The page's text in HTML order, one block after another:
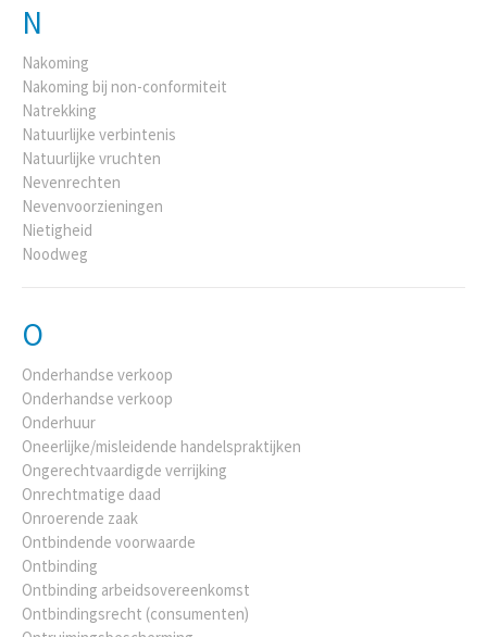
N
Nakoming
Nakoming bij non-conformiteit
Natrekking
Natuurlijke verbintenis
Natuurlijke vruchten
Nevenrechten
Nevenvoorzieningen
Nietigheid
Noodweg
O
Onderhandse verkoop
Onderhandse verkoop
Onderhuur
Oneerlijke/misleidende handelspraktijken
Ongerechtvaardigde verrijking
Onrechtmatige daad
Onroerende zaak
Ontbindende voorwaarde
Ontbinding
Ontbinding arbeidsovereenkomst
Ontbindingsrecht (consumenten)